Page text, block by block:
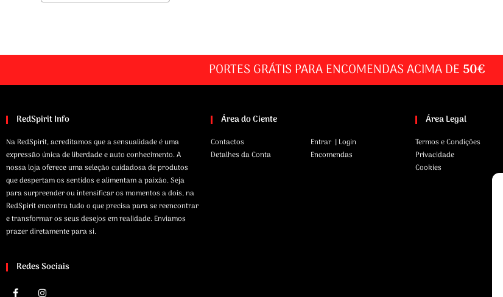
PORTES GRÁTIS PARA ENCOMENDAS ACIMA DE 50€
RedSpirit Info
Na RedSpirit, acreditamos que a sensualidade é uma
expressão única de liberdade e auto conhecimento. A
nossa loja oferece uma seleção cuidadosa de produtos
que despertam os sentidos e alimentam a paixão. Seja
para surpreender ou intensificar os momentos a dois, na
RedSpirit encontra tudo o que precisa para se reencontrar
e transformar os seus desejos em realidade. Enviamos
prazer diretamente para si.
Redes Sociais
Área do Ciente
Contactos
Detalhes da Conta
Entrar | Login
Encomendas
Área Legal
Termos e Condições
Privacidade
Cookies